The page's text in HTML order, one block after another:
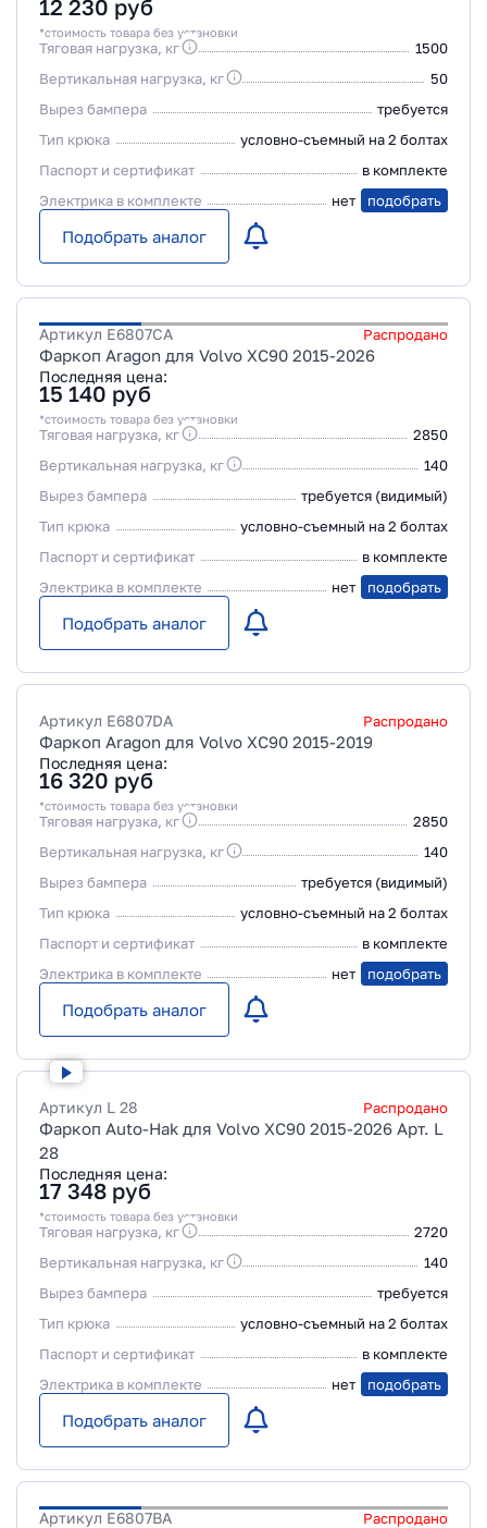
12 230 руб
*стоимость товара без установки
Тяговая нагрузка, кг
1500
Вертикальная нагрузка, кг
50
Вырез бампера
требуется
Тип крюка
условно-съемный на 2 болтах
Паспорт и сертификат
в комплекте
Электрика в комплекте
нет подобрать
Подобрать аналог
Артикул E6807CA Распродано
Фаркоп Aragon для Volvo XC90 2015-2026
Последняя цена:
15 140 руб
*стоимость товара без установки
Тяговая нагрузка, кг
2850
Вертикальная нагрузка, кг
140
Вырез бампера
требуется (видимый)
Тип крюка
условно-съемный на 2 болтах
Паспорт и сертификат
в комплекте
Электрика в комплекте
нет подобрать
Подобрать аналог
Артикул E6807DA Распродано
Фаркоп Aragon для Volvo XC90 2015-2019
Последняя цена:
16 320 руб
*стоимость товара без установки
Тяговая нагрузка, кг
2850
Вертикальная нагрузка, кг
140
Вырез бампера
требуется (видимый)
Тип крюка
условно-съемный на 2 болтах
Паспорт и сертификат
в комплекте
Электрика в комплекте
нет подобрать
Подобрать аналог
Артикул L 28 Распродано
Фаркоп Auto-Hak для Volvo XC90 2015-2026 Арт. L
28
Последняя цена:
17 348 руб
*стоимость товара без установки
Тяговая нагрузка, кг
2720
Вертикальная нагрузка, кг
140
Вырез бампера
требуется
Тип крюка
условно-съемный на 2 болтах
Паспорт и сертификат
в комплекте
Электрика в комплекте
нет подобрать
Подобрать аналог
Артикул E6807BA Распродано